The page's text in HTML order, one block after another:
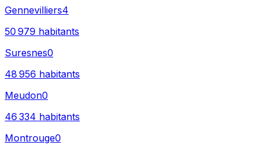
Gennevilliers4
50 979 habitants
Suresnes0
48 956 habitants
Meudon0
46 334 habitants
Montrouge0